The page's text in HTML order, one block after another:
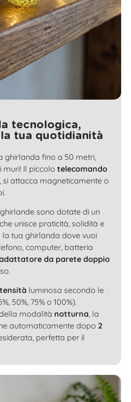
tecnologica,
tua quotidianità
ghirlanda fino a 50 metri,
muri! Il piccolo telecomando
si attacca magneticamente o
sono dotate di un
unisce praticità, solidità e
la tua ghirlanda dove vuoi
computer, batteria
da parete doppio
luminosa secondo le
50%, 75% o 100%).
modalità notturna, la
automaticamente dopo 2
perfetta per il